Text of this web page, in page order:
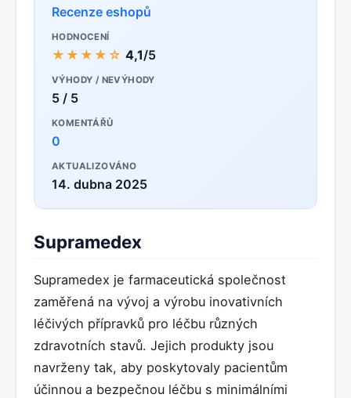
Recenze eshopů
HODNOCENÍ
★★★★☆ 4,1/5
VÝHODY / NEVÝHODY
5 / 5
KOMENTÁŘŮ
0
AKTUALIZOVÁNO
14. dubna 2025
Supramedex
Supramedex je farmaceutická společnost
zaměřená na vývoj a výrobu inovativních
léčivých přípravků pro léčbu různých
zdravotních stavů. Jejich produkty jsou
navrženy tak, aby poskytovaly pacientům
účinnou a bezpečnou léčbu s minimálními